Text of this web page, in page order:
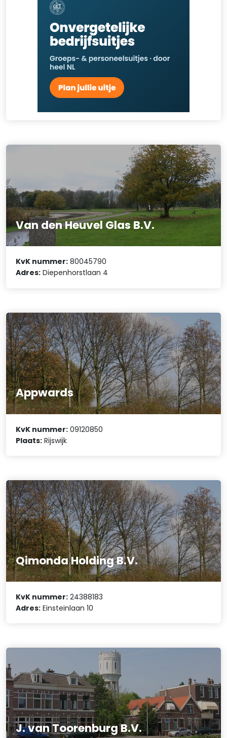
Van den Heuvel Glas B.V.
KvK nummer: 80045790
Adres: Diepenhorstlaan 4
Appwards
KvK nummer: 09120850
Plaats: Rijswijk
Qimonda Holding B.V.
KvK nummer: 24388183
Adres: Einsteinlaan 10
J. van Toorenburg B.V.